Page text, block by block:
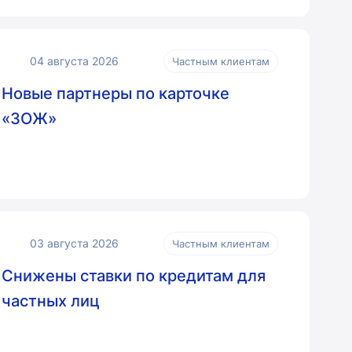
04 августа 2026 Частным клиентам
Новые партнеры по карточке
«ЗОЖ»
03 августа 2026 Частным клиентам
Снижены ставки по кредитам для
частных лиц